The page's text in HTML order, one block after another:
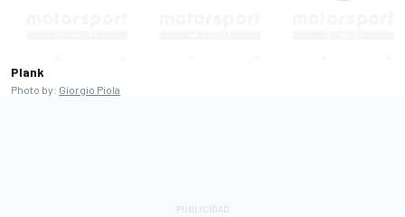
Plank
Photo by: Giorgio Piola